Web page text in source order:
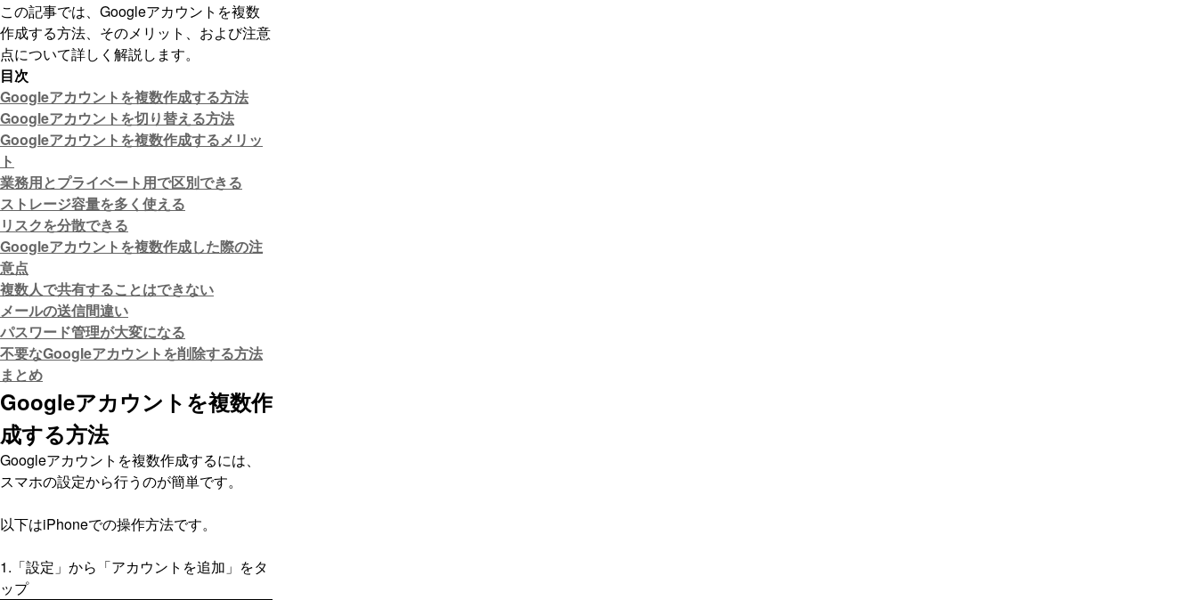
この記事では、Googleアカウントを複数
作成する方法、そのメリット、および注意
点について詳しく解説します。
目次
Googleアカウントを複数作成する方法
Googleアカウントを切り替える方法
Googleアカウントを複数作成するメリッ
ト
業務用とプライベート用で区別できる
ストレージ容量を多く使える
リスクを分散できる
Googleアカウントを複数作成した際の注
意点
複数人で共有することはできない
メールの送信間違い
パスワード管理が大変になる
不要なGoogleアカウントを削除する方法
まとめ
Googleアカウントを複数作
成する方法
Googleアカウントを複数作成するには、
スマホの設定から行うのが簡単です。
以下はiPhoneでの操作方法です。
1.「設定」から「アカウントを追加」をタ
ップ